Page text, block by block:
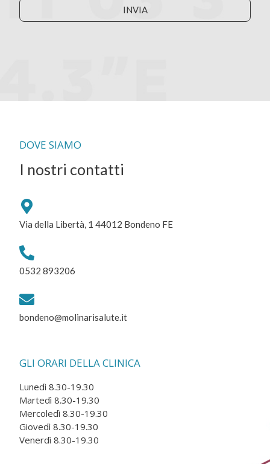
INVIA
DOVE SIAMO
I nostri contatti
Via della Libertà, 1 44012 Bondeno FE
0532 893206
bondeno@molinarisalute.it
GLI ORARI DELLA CLINICA
Lunedì 8.30-19.30
Martedì 8.30-19.30
Mercoledì 8.30-19.30
Giovedì 8.30-19.30
Venerdì 8.30-19.30